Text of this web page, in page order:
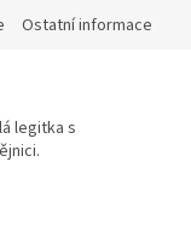
Ostatní informace
legitka s